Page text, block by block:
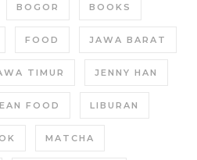
BOGOR BOOKS
FOOD JAWA BARAT
TIMUR JENNY HAN
FOOD LIBURAN
MATCHA